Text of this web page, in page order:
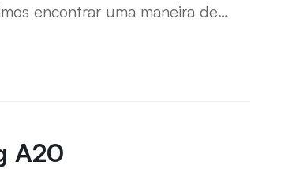
encontrar uma maneira de
A20